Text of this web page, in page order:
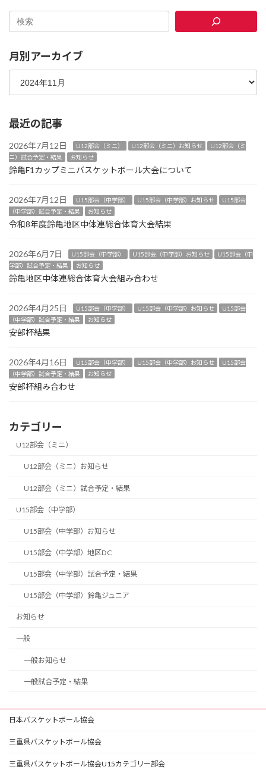
月別アーカイブ
最近の記事
2026年7月12日 U12部会（ミニ） U12部会（ミニ）お知らせ
U12部会（ミ
ニ）試合予定・結果
お知らせ
鈴亀F1カップミニバスケットボール大会について
2026年7月12日 U15部会（中学部） U15部会（中学部）お知らせ
U15部会
（中学部）試合予定・結果
お知らせ
令和8年度鈴亀地区中体連総合体育大会結果
2026年6月7日 U15部会（中学部） U15部会（中学部）お知らせ
U15部会（中
学部）試合予定・結果
お知らせ
鈴亀地区中体連総合体育大会組み合わせ
2026年4月25日 U15部会（中学部） U15部会（中学部）お知らせ
U15部会
（中学部）試合予定・結果
お知らせ
安部杯結果
2026年4月16日 U15部会（中学部） U15部会（中学部）お知らせ
U15部会
（中学部）試合予定・結果
お知らせ
安部杯組み合わせ
カテゴリー
U12部会（ミニ）
U12部会（ミニ）お知らせ
U12部会（ミニ）試合予定・結果
U15部会（中学部）
U15部会（中学部）お知らせ
U15部会（中学部）地区DC
U15部会（中学部）試合予定・結果
U15部会（中学部）鈴亀ジュニア
お知らせ
一般
一般お知らせ
一般試合予定・結果
日本バスケットボール協会
三重県バスケットボール協会
三重県バスケットボール協会U15カテゴリー部会